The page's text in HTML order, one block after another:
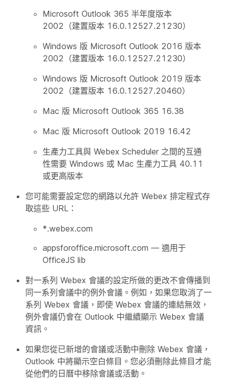
Microsoft Outlook 365 半年度版本
2002（建置版本 16.0.12527.21230）
Windows 版 Microsoft Outlook 2016 版本
2002（建置版本 16.0.12527.21230）
Windows 版 Microsoft Outlook 2019 版本
2002（建置版本 16.0.12527.20460）
Mac 版 Microsoft Outlook 365 16.38
Mac 版 Microsoft Outlook 2019 16.42
生產力工具與 Webex Scheduler 之間的互通
性需要 Windows 或 Mac 生產力工具 40.11
或更高版本
您可能需要設定您的網路以允許 Webex 排定程式存
取這些 URL：
*.webex.com
appsforoffice.microsoft.com — 適用于
OfficeJS lib
對一系列 Webex 會議的設定所做的更改不會傳播到
同一系列會議中的例外會議。例如，如果您取消了一
系列 Webex 會議，即使 Webex 會議的連結無效，
例外會議仍會在 Outlook 中繼續顯示 Webex 會議
資訊。
如果您從已新增的會議或活動中刪除 Webex 會議，
Outlook 中將顯示空白條目。您必須刪除此條目才能
從他們的日曆中移除會議或活動。